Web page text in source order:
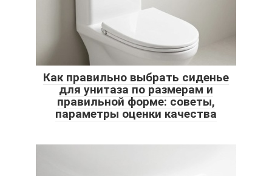
Как правильно выбрать сиденье
для унитаза по размерам и
правильной форме: советы,
параметры оценки качества